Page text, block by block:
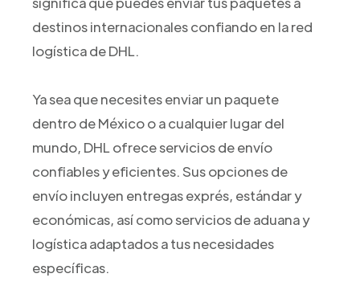
destinos internacionales confiando en la red
logística de DHL.
Ya sea que necesites enviar un paquete
dentro de México o a cualquier lugar del
mundo, DHL ofrece servicios de envío
confiables y eficientes. Sus opciones de
envío incluyen entregas exprés, estándar y
económicas, así como servicios de aduana y
logística adaptados a tus necesidades
específicas.